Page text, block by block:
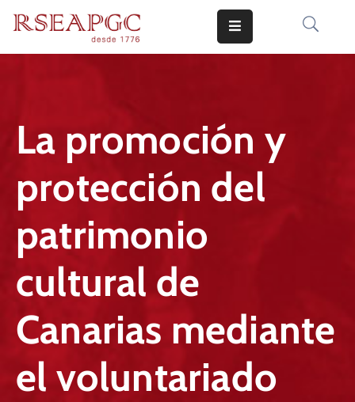
COMUNICADOS
CONOCERNOS
EDICIONES
CONTACTO
La promoción y
protección del
patrimonio
cultural de
Canarias mediante
el voluntariado